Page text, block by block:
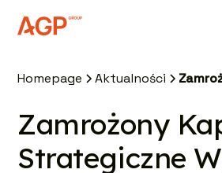
Homepage Aktualności
Zamrożony
Strategiczne